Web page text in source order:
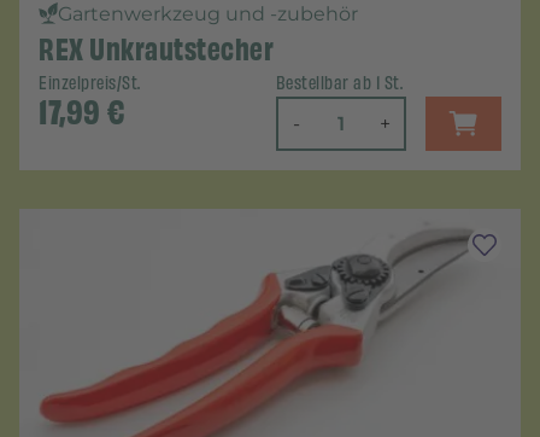
Gartenwerkzeug und -zubehör
REX Unkrautstecher
Einzelpreis/St.
17,99€
Bestellbar ab 1 St.
- +